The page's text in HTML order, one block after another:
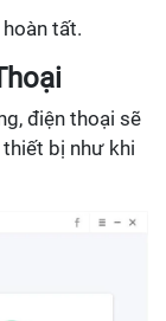
tất.
điện thoại sẽ
bị như khi